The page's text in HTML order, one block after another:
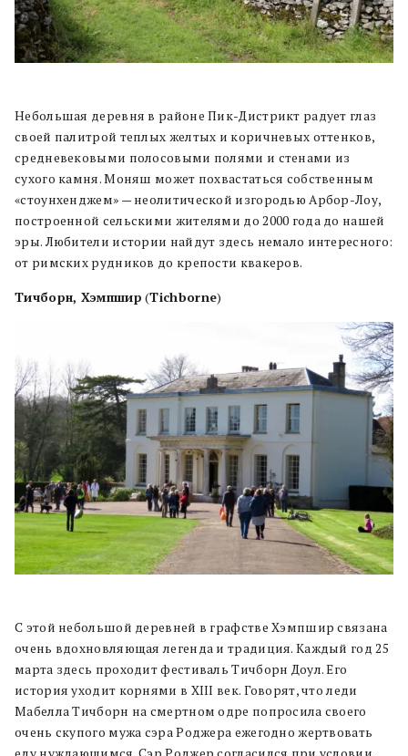
Небольшая деревня в районе Пик-Дистрикт радует глаз
своей палитрой теплых желтых и коричневых оттенков,
средневековыми полосовыми полями и стенами из
сухого камня. Моняш может похвастаться собственным
«стоунхенджем» — неолитической изгородью Арбор-Лоу,
построенной сельскими жителями до 2000 года до нашей
эры. Любители истории найдут здесь немало интересного:
от римских рудников до крепости квакеров.
Тичборн, Хэмпшир (Tichborne)
С этой небольшой деревней в графстве Хэмпшир связана
очень вдохновляющая легенда и традиция. Каждый год 25
марта здесь проходит фестиваль Тичборн Доул. Его
история уходит корнями в XIII век. Говорят, что леди
Мабелла Тичборн на смертном одре попросила своего
очень скупого мужа сэра Роджера ежегодно жертвовать